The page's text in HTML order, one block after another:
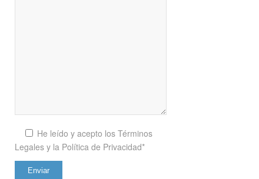
He leído y acepto los Términos
Legales y la Política de Privacidad*